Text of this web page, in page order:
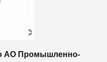
АО Промышленно-